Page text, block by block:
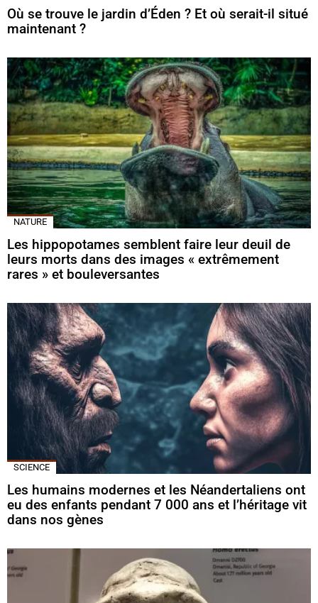
Où se trouve le jardin d’Éden ? Et où serait-il situé
maintenant ?
NATURE
Les hippopotames semblent faire leur deuil de
leurs morts dans des images « extrêmement
rares » et bouleversantes
SCIENCE
Les humains modernes et les Néandertaliens ont
eu des enfants pendant 7 000 ans et l’héritage vit
dans nos gènes